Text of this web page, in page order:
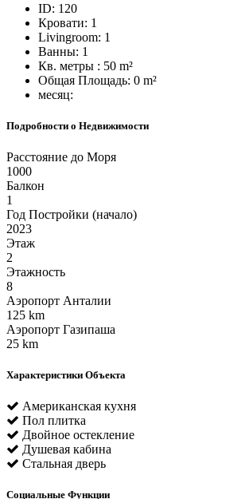
ID: 120
Кровати: 1
Livingroom: 1
Ванны: 1
Кв. метры : 50 m²
Общая Площадь: 0 m²
месяц:
Подробности о Недвижимости
Расстояние до Моря
1000
Балкон
1
Год Постройки (начало)
2023
Этаж
2
Этажность
8
Аэропорт Анталии
125 km
Аэропорт Газипаша
25 km
Характеристики Объекта
Американская кухня
Пол плитка
Двойное остекление
Душевая кабина
Стальная дверь
Социальные Функции